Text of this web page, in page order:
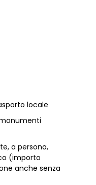
locale
a persona,
(importo
anche senza